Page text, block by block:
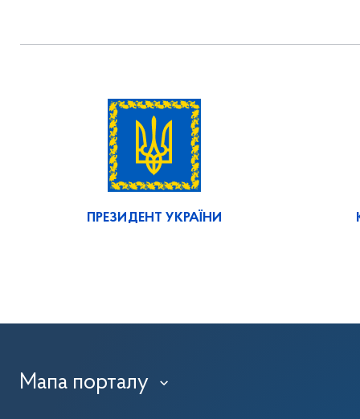
ПРЕЗИДЕНТ УКРАЇНИ
Мапа порталу ›